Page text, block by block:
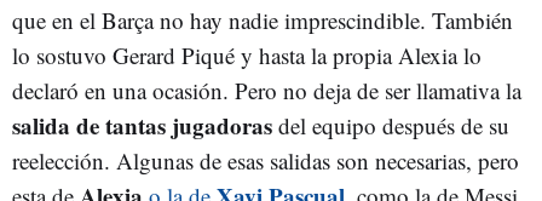
que en el Barça no hay nadie imprescindible. También
lo sostuvo Gerard Piqué y hasta la propia Alexia lo
declaró en una ocasión. Pero no deja de ser llamativa la
salida de tantas jugadoras del equipo después de su
reelección. Algunas de esas salidas son necesarias, pero